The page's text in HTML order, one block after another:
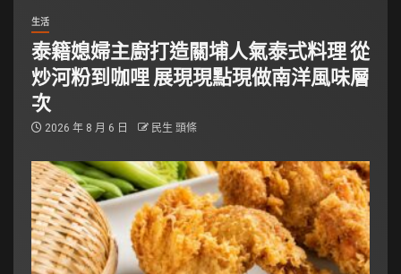
生活
泰籍媳婦主廚打造關埔人氣泰式料理 從
炒河粉到咖哩 展現現點現做南洋風味層
次
2026 年 8 月 6 日 民生 頭條